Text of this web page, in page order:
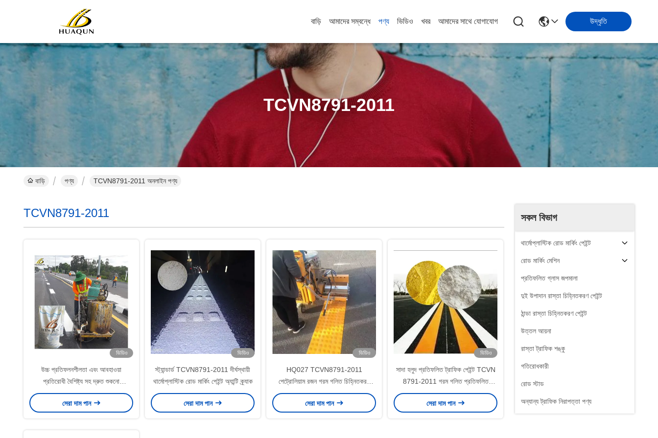
বাড়ি আমাদের সম্বন্ধে পণ্য ভিডিও খবর আমাদের সাথে যোগাযোগ উদ্ধৃতি
TCVN8791-2011
বাড়ি পণ্য TCVN8791-2011 অনলাইন পণ্য
সকল বিভাগ
থার্মোপ্লাস্টিক রোড মার্কিং পেইন্ট
রোড মার্কিং মেশিন
প্রতিফলিত গ্লাস জপমালা
দুই উপাদান রাস্তা চিহ্নিতকরণ পেইন্ট
ঠান্ডা রাস্তা চিহ্নিতকরণ পেইন্ট
উত্তল আয়না
রাস্তা ট্রাফিক শঙ্কু
গতিরোধকারী
রোড স্টাড
অন্যান্য ট্রাফিক নিরাপত্তা পণ্য
TCVN8791-2011
ভিডিও
উচ্চ প্রতিফলনশীলতা এবং আবহাওয়া
প্রতিরোধী বৈশিষ্ট্য সহ দ্রুত শুকনো
থার্মোপ্লাস্টিক রাস্তা চিহ্নিতকরণ পেইন্ট
সেরা দাম পান
ভিডিও
স্ট্যান্ডার্ড TCVN8791-2011 দীর্ঘস্থায়ী
থার্মোপ্লাস্টিক রোড মার্কিং পেইন্ট অ্যান্টি ক্র্যাক
সেরা দাম পান
ভিডিও
HQ027 TCVN8791-2011
পেট্রোলিয়াম রজন গরম গলিত চিহ্নিতকরণ
পেইন্ট পাউডার লেপ
সেরা দাম পান
ভিডিও
সাদা হলুদ প্রতিফলিত ট্রাফিক পেইন্ট TCVN
8791-2011 গরম গলিত প্রতিফলিত
চিহ্নিতকরণ পেইন্ট
সেরা দাম পান